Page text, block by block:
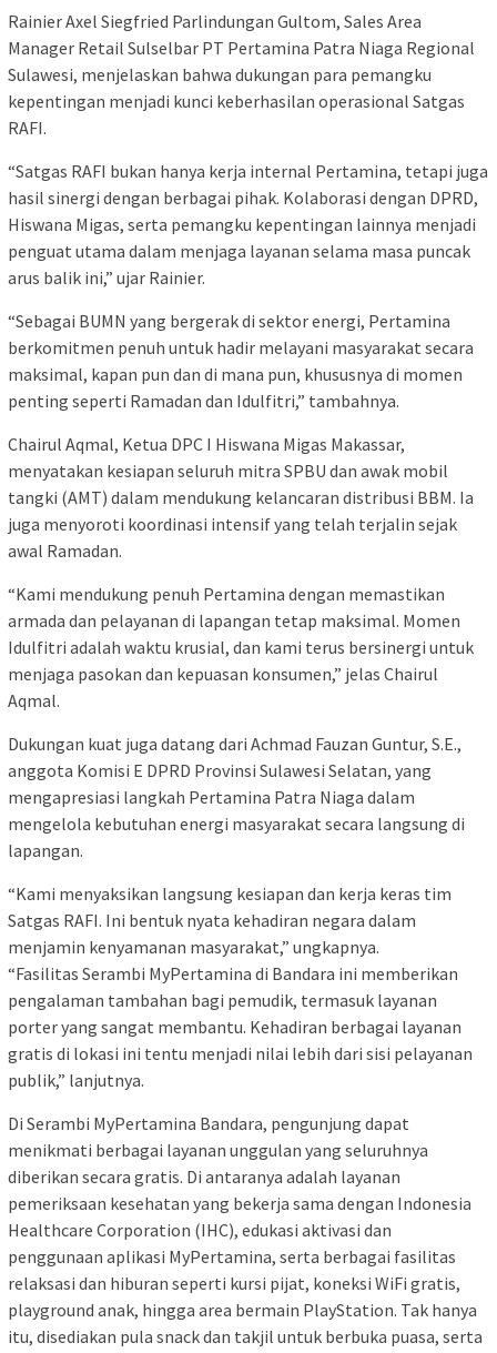
Rainier Axel Siegfried Parlindungan Gultom, Sales Area
Manager Retail Sulselbar PT Pertamina Patra Niaga Regional
Sulawesi, menjelaskan bahwa dukungan para pemangku
kepentingan menjadi kunci keberhasilan operasional Satgas
RAFI.
“Satgas RAFI bukan hanya kerja internal Pertamina, tetapi juga
hasil sinergi dengan berbagai pihak. Kolaborasi dengan DPRD,
Hiswana Migas, serta pemangku kepentingan lainnya menjadi
penguat utama dalam menjaga layanan selama masa puncak
arus balik ini,” ujar Rainier.
“Sebagai BUMN yang bergerak di sektor energi, Pertamina
berkomitmen penuh untuk hadir melayani masyarakat secara
maksimal, kapan pun dan di mana pun, khususnya di momen
penting seperti Ramadan dan Idulfitri,” tambahnya.
Chairul Aqmal, Ketua DPC I Hiswana Migas Makassar,
menyatakan kesiapan seluruh mitra SPBU dan awak mobil
tangki (AMT) dalam mendukung kelancaran distribusi BBM. Ia
juga menyoroti koordinasi intensif yang telah terjalin sejak
awal Ramadan.
“Kami mendukung penuh Pertamina dengan memastikan
armada dan pelayanan di lapangan tetap maksimal. Momen
Idulfitri adalah waktu krusial, dan kami terus bersinergi untuk
menjaga pasokan dan kepuasan konsumen,” jelas Chairul
Aqmal.
Dukungan kuat juga datang dari Achmad Fauzan Guntur, S.E.,
anggota Komisi E DPRD Provinsi Sulawesi Selatan, yang
mengapresiasi langkah Pertamina Patra Niaga dalam
mengelola kebutuhan energi masyarakat secara langsung di
lapangan.
“Kami menyaksikan langsung kesiapan dan kerja keras tim
Satgas RAFI. Ini bentuk nyata kehadiran negara dalam
menjamin kenyamanan masyarakat,” ungkapnya.
“Fasilitas Serambi MyPertamina di Bandara ini memberikan
pengalaman tambahan bagi pemudik, termasuk layanan
porter yang sangat membantu. Kehadiran berbagai layanan
gratis di lokasi ini tentu menjadi nilai lebih dari sisi pelayanan
publik,” lanjutnya.
Di Serambi MyPertamina Bandara, pengunjung dapat
menikmati berbagai layanan unggulan yang seluruhnya
diberikan secara gratis. Di antaranya adalah layanan
pemeriksaan kesehatan yang bekerja sama dengan Indonesia
Healthcare Corporation (IHC), edukasi aktivasi dan
penggunaan aplikasi MyPertamina, serta berbagai fasilitas
relaksasi dan hiburan seperti kursi pijat, koneksi WiFi gratis,
playground anak, hingga area bermain PlayStation. Tak hanya
itu, disediakan pula snack dan takjil untuk berbuka puasa, serta